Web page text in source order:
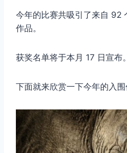
今年的比赛共吸引了来自 92
作品。
获奖名单将于本月 17 日宣布。
下面就来欣赏一下今年的入围